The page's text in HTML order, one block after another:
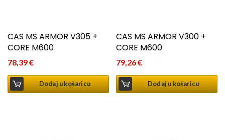
CAS MS ARMOR V305 +
CORE M600
78,39€
Dodaj u košaricu
CAS MS ARMOR V300 +
CORE M600
79,26€
Dodaj u košaricu